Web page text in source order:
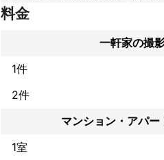
企業撮影をご検討されている
SNSやホームページに掲載する写真は
写真のセンスで商売のセンスが
この写真が魅力的でなければ
ここでの機会損失は
相当数だとされています。
お客様が見て、ここに頼みたいと
料金
一軒家の撮
1件
2件
マンション・アパー
1室